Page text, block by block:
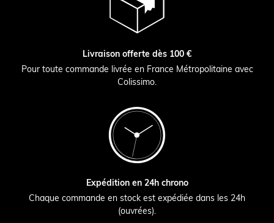
Livraison offerte dès 100 €
Pour toute commande livrée en France Métropolitaine avec
Colissimo.
Expédition en 24h chrono
Chaque commande en stock est expédiée dans les 24h
(ouvrées).